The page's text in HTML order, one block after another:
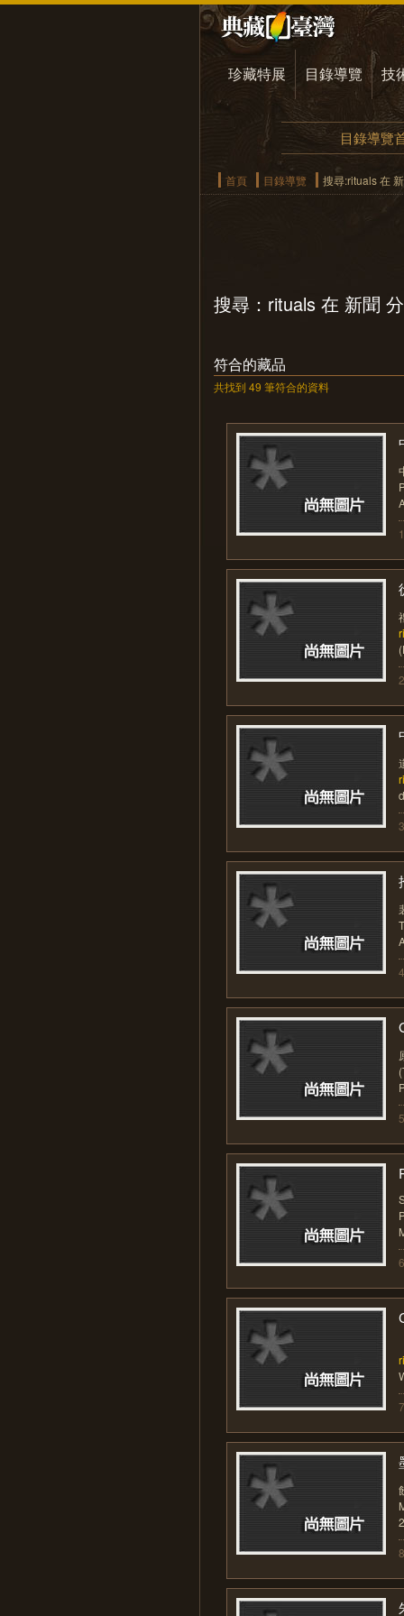
珍藏特展 目錄導覽 技
目錄導覽
首頁 目錄導覽 搜尋:rituals 在
搜尋：rituals 在 新聞
符合的藏品
共找到 49 筆符合的資料